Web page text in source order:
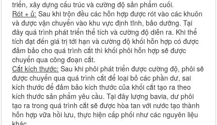
triển, xây dựng cấu trúc và cường độ sản phẩm cuối.
Rót + ủ: Sau khi trộn đều các hỗn hợp được rót vào các khuôn
và được vận chuyển vào khu vực định tĩnh, bảo dưỡng. Tại
đây quá trình phát triển thể tích và cường độ diễn ra. Khi thể
tích đạt đến giá trị tới hạn và cường độ khối hỗn hợp có được
đảm bảo cho quá trình cắt thì khối phôi hỗn hợp sẽ được
chuyển qua công đoạn cắt.
Cắt kích thước: Sau khi phôi phát triển được cường độ, phôi sẽ
được chuyển qua quá trình cắt để loại bỏ các phần dư, sai
kích thước để đảm bảo kích thước của khối cắt tạo ra theo
kích thước sản phẩm yêu cầu. Tại đây lượng bavia, dư phôi
tạo ra trong quá trình cắt sẽ được hòa tan với nước tạo thành
hỗn hợp vữa hồi lưu, thực hiện cấp phối như các nguyên liệu